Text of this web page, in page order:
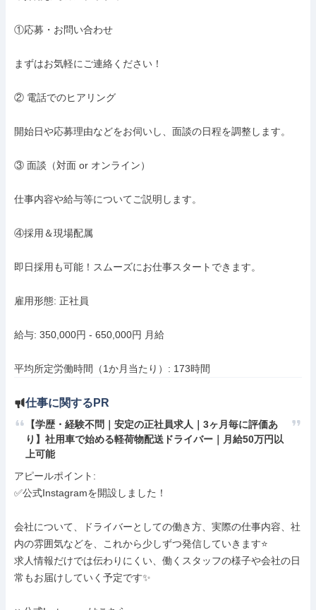
①応募・お問い合わせ
まずはお気軽にご連絡ください！
② 電話でのヒアリング
開始日や応募理由などをお伺いし、面談の日程を調整します。
③ 面談（対面 or オンライン）
仕事内容や給与等についてご説明します。
④採用＆現場配属
即日採用も可能！スムーズにお仕事スタートできます。
雇用形態: 正社員
給与: 350,000円 - 650,000円 月給
平均所定労働時間（1か月当たり）: 173時間
仕事に関するPR
【学歴・経験不問｜安定の正社員求人｜3ヶ月毎に評価あ
り】社用車で始める軽荷物配送ドライバー｜月給50万円以
上可能
アピールポイント:
✅公式Instagramを開設しました！
会社について、ドライバーとしての働き方、実際の仕事内容、社
内の雰囲気などを、これから少しずつ発信していきます⭐️
求人情報だけでは伝わりにくい、働くスタッフの様子や会社の日
常もお届けしていく予定です✨